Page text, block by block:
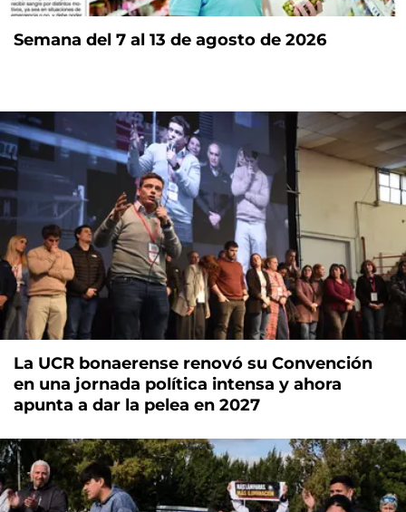
Semana del 7 al 13 de agosto de 2026
La UCR bonaerense renovó su Convención
en una jornada política intensa y ahora
apunta a dar la pelea en 2027